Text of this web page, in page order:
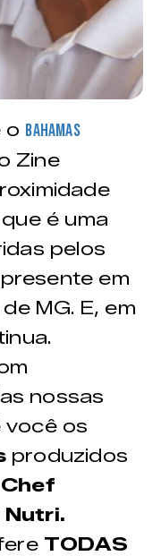
o Bahamas
Zine
é uma
pelos
em
MG. E, em
nossas
você os
produzidos
Chef
Nutri.
TODAS